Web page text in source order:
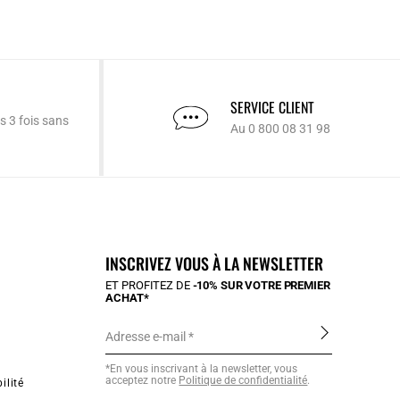
3 fois sans
SERVICE CLIENT
Au 0 800 08 31 98
INSCRIVEZ VOUS À LA NEWSLETTER
ET PROFITEZ DE -10% SUR VOTRE PREMIER
ACHAT*
Adresse e-mail
*En vous inscrivant à la newsletter, vous
acceptez notre Politique de confidentialité.